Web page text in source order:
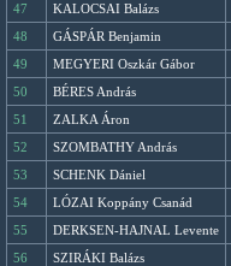
47
KALOCSAI Balázs
48
GÁSPÁR Benjamin
49
MEGYERI Oszkár Gábor
50
BÉRES András
51
ZALKA Áron
52
SZOMBATHY András
53
SCHENK Dániel
54
LÓZAI Koppány Csanád
55
DERKSEN-HAJNAL Levente
56
SZIRÁKI Balázs